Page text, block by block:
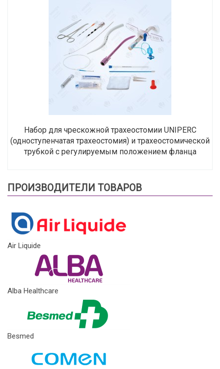
Набор для чрескожной трахеостомии UNIPERC
(одноступенчатая трахеостомия) и трахеостомической
трубкой с регулируемым положением фланца
ПРОИЗВОДИТЕЛИ ТОВАРОВ
Air Liquide
Alba Healthcare
Besmed